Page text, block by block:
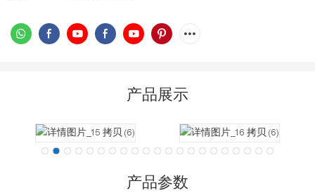
产品展示
产品参数